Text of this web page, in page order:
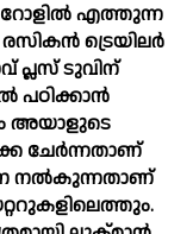
എത്തുന്ന
ട്രെയിലര്‍
പ്ലസ് ടുവിന്
പഠിക്കാന്‍
അയാളുടെ
നല്‍കുന്നതാണ്